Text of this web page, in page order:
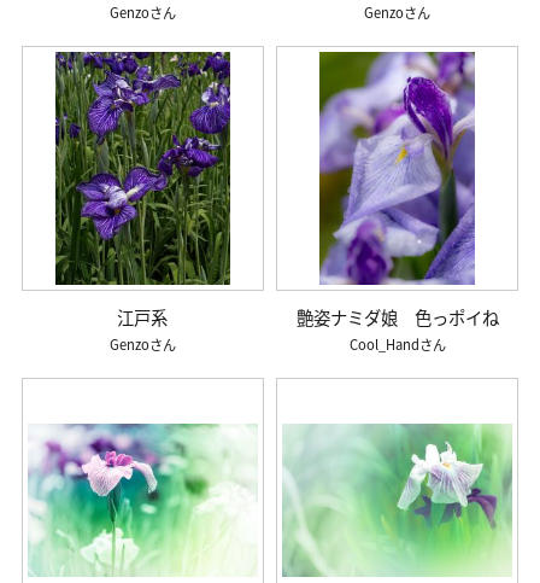
Genzo Genzo
江戸系
Genzo
艶姿ナミダ娘 色っポイね
Cool_Hand